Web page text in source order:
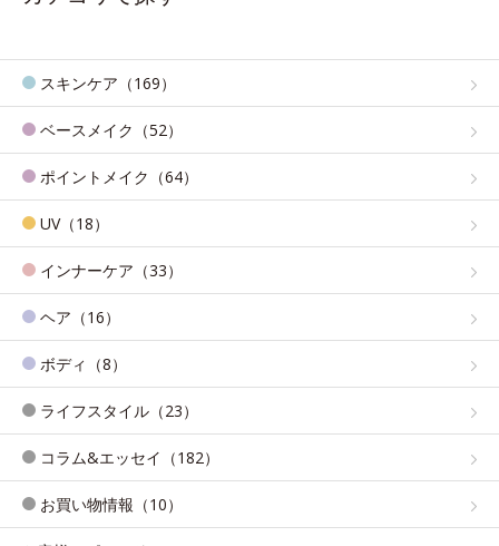
スキンケア（169）
ベースメイク（52）
ポイントメイク（64）
UV（18）
インナーケア（33）
ヘア（16）
ボディ（8）
ライフスタイル（23）
コラム&エッセイ（182）
お買い物情報（10）